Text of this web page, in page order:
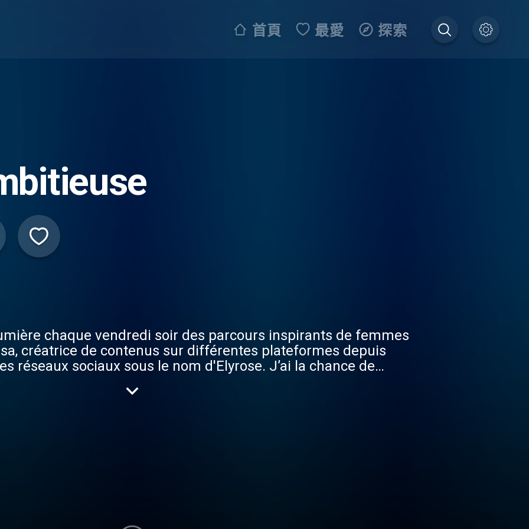
首頁 最愛 探索
chaque vendredi soir des parcours inspirants de femmes
créatrice de contenus sur différentes plateformes depuis
réseaux sociaux sous le nom d'Elyrose. J’ai la chance de
Les parcours personnels et professionnels sont riches et